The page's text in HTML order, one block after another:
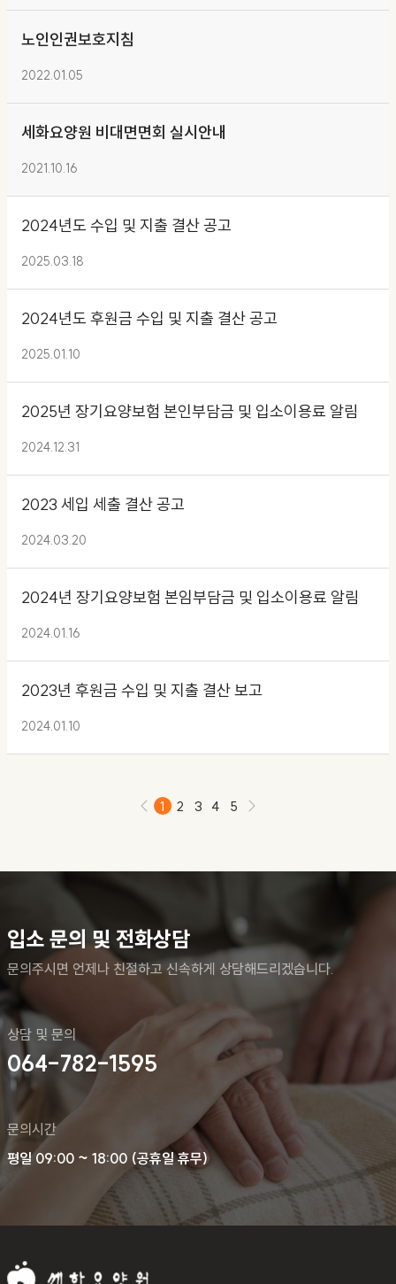
노인인권보호지침
2022.01.05
세화요양원 비대면면회 실시안내
2021.10.16
2024년도 수입 및 지출 결산 공고
2025.03.18
2024년도 후원금 수입 및 지출 결산 공고
2025.01.10
2025년 장기요양보험 본인부담금 및 입소이용료 알림
2024.12.31
2023 세입 세출 결산 공고
2024.03.20
2024년 장기요양보험 본임부담금 및 입소이용료 알림
2024.01.16
2023년 후원금 수입 및 지출 결산 보고
2024.01.10
1 2 3 4 5
입소 문의 및 전화상담
문의주시면 언제나 친절하고 신속하게 상담해드리겠습니다.
상담 및 문의
064-782-1595
문의시간
평일 09:00 ~ 18:00 (공휴일 휴무)